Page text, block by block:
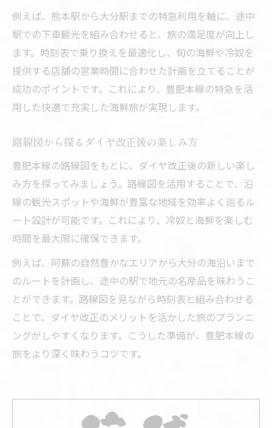
例えば、熊本駅から大分駅までの特急利用を軸に、途中
駅での下車観光を組み合わせると、旅の満足度が向上し
ます。時刻表で乗り換えを最適化し、旬の海鮮や冷奴を
提供する店舗の営業時間に合わせた計画を立てることが
成功のポイントです。これにより、豊肥本線の特急を活
用した快適で充実した海鮮旅が実現します。
路線図から探るダイヤ改正後の楽しみ方
豊肥本線の路線図をもとに、ダイヤ改正後の新しい楽し
み方を探ってみましょう。路線図を活用することで、沿
線の観光スポットや海鮮が豊富な地域を効率よく巡るル
ート設計が可能です。これにより、冷奴と海鮮を楽しむ
時間を最大限に確保できます。
例えば、阿蘇の自然豊かなエリアから大分の海沿いまで
のルートを計画し、途中の駅で地元の名産品を味わうこ
とができます。路線図を見ながら時刻表と組み合わせる
ことで、ダイヤ改正のメリットを活かした旅のプランニ
ングがしやすくなります。こうした準備が、豊肥本線の
旅をより深く味わうコツです。